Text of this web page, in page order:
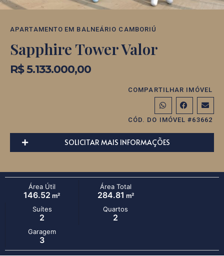
APARTAMENTO EM BALNEÁRIO CAMBORIÚ
Sapphire Tower Valor
R$ 5.133.000,00
COMPARTILHAR IMÓVEL
CÓD. DO IMÓVEL #63662
SOLICITAR MAIS INFORMAÇÕES
Área Útil
146.52 m²
Área Total
284.81 m²
Suítes
2
Quartos
2
Garagem
3